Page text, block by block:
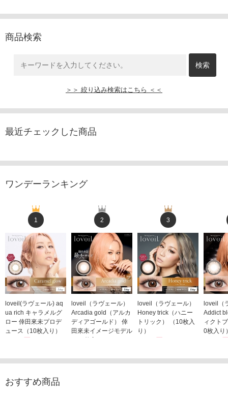
商品検索
＞＞ 絞り込み検索はこちら ＜＜
最近チェックした商品
ワンデーランキング
1
loveil(ラヴェール) aq
ua rich キャラメルグ
ロー 倖田來未プロデ
ュース（10枚入り）
2
loveil（ラヴェール）
Arcadia gold（アルカ
ディアゴールド） 倖
田來未イメージモデル
3
loveil（ラヴェール）
Honey trick（ハニー
トリック） （10枚入
り）
loveil（
Addict
ィクト
0枚入り
おすすめ商品